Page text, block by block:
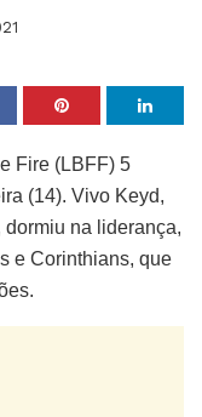
Fire (LBFF) 5
(14). Vivo Keyd,
na liderança,
e Corinthians, que